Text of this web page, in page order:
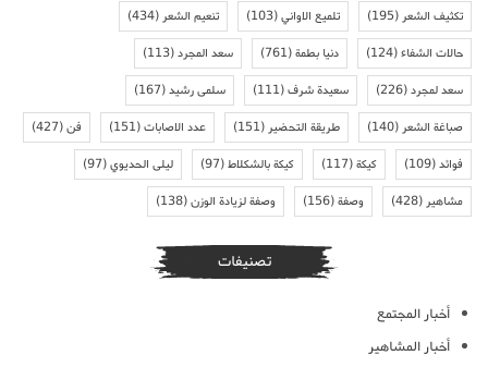
تكثيف الشعر(195) تلميع الاواني(103) تنعيم الشعر(434)
حالات الشفاء(124) دنيا بطمة(761) سعد المجرد(113)
سعد لمجرد(226) سعيدة شرف(111) سلمى رشيد(167)
صباغة الشعر(140) طريقة التحضير(151) عدد الاصابات(151) فن(427)
فوائد(109) كيكة(117) كيكة بالشكلاط(97) ليلى الحديوي(97)
مشاهير(428) وصفة(156) وصفة لزيادة الوزن(138)
تصنيفات
أخبار المجتمع
أخبار المشاهير